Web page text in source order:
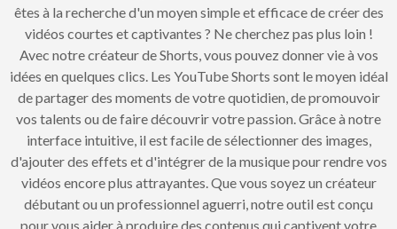
êtes à la recherche d'un moyen simple et efficace de créer des
vidéos courtes et captivantes ? Ne cherchez pas plus loin !
Avec notre créateur de Shorts, vous pouvez donner vie à vos
idées en quelques clics. Les YouTube Shorts sont le moyen idéal
de partager des moments de votre quotidien, de promouvoir
vos talents ou de faire découvrir votre passion. Grâce à notre
interface intuitive, il est facile de sélectionner des images,
d'ajouter des effets et d'intégrer de la musique pour rendre vos
vidéos encore plus attrayantes. Que vous soyez un créateur
débutant ou un professionnel aguerri, notre outil est conçu
pour vous aider à produire des contenus qui captivent votre